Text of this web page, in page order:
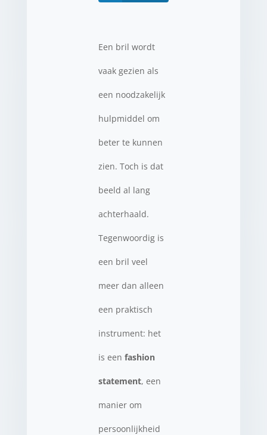
Een bril wordt
vaak gezien als
een noodzakelijk
hulpmiddel om
beter te kunnen
zien. Toch is dat
beeld al lang
achterhaald.
Tegenwoordig is
een bril veel
meer dan alleen
een praktisch
instrument: het
is een fashion
statement, een
manier om
persoonlijkheid